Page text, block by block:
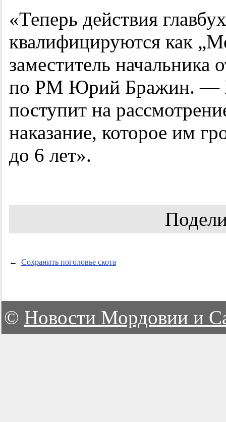
«Теперь действия
квалифицируются как
заместитель
по РМ Юрий Бражин. —
поступит на
наказание, которое им
до 6 лет».
← Сохранить поголовье скота
© Новости Мордовии и